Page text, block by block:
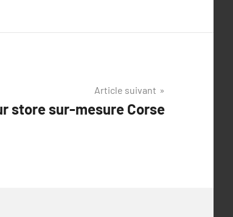
Article suivant
store sur-mesure Corse